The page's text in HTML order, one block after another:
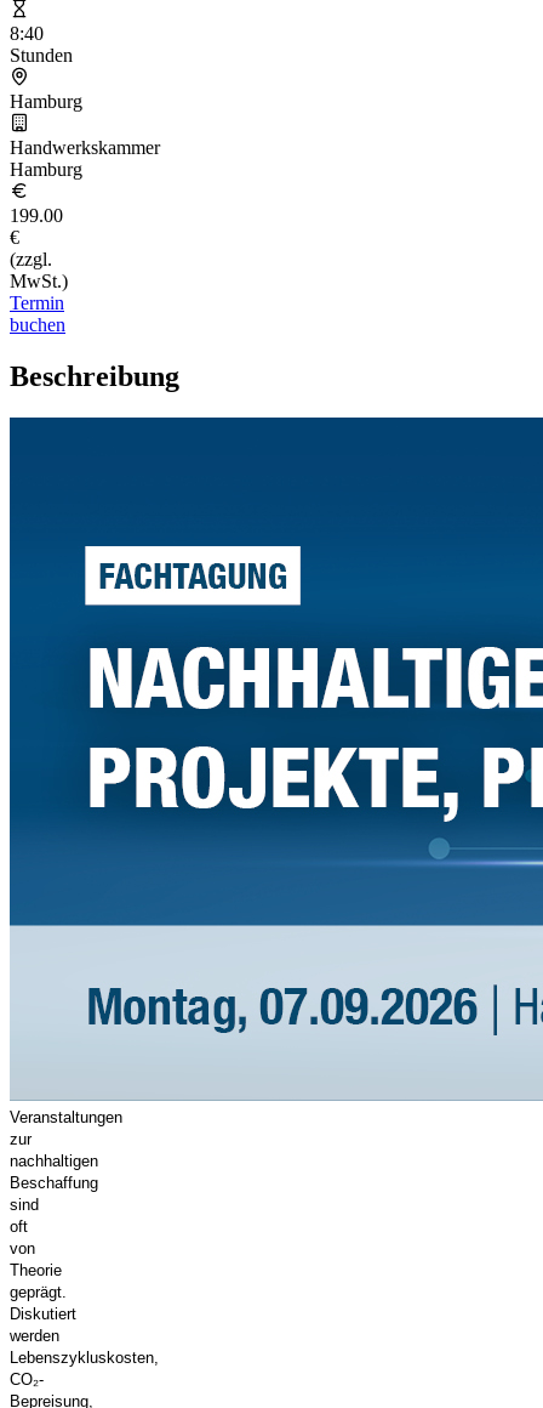
8:40
Stunden
Hamburg
Handwerkskammer
Hamburg
199.00
€
(zzgl.
MwSt.)
Termin
buchen
Beschreibung
Veranstaltungen
zur
nachhaltigen
Beschaffung
sind
oft
von
Theorie
geprägt.
Diskutiert
werden
Lebenszykluskosten,
CO₂-
Bepreisung,